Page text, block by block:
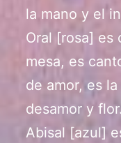
la mano y el
Oral [rosa] es
mesa, es
de amor, es
desamor y flor.
Abisal [azul]